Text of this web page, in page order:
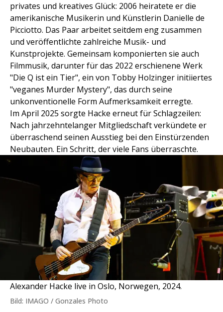
privates und kreatives Glück: 2006 heiratete er die
amerikanische Musikerin und Künstlerin Danielle de
Picciotto. Das Paar arbeitet seitdem eng zusammen
und veröffentlichte zahlreiche Musik- und
Kunstprojekte. Gemeinsam komponierten sie auch
Filmmusik, darunter für das 2022 erschienene Werk
"Die Q ist ein Tier", ein von Tobby Holzinger initiiertes
"veganes Murder Mystery", das durch seine
unkonventionelle Form Aufmerksamkeit erregte.
Im April 2025 sorgte Hacke erneut für Schlagzeilen:
Nach jahrzehntelanger Mitgliedschaft verkündete er
überraschend seinen Ausstieg bei den Einstürzenden
Neubauten. Ein Schritt, der viele Fans überraschte.
Alexander Hacke live in Oslo, Norwegen, 2024.
Bild: IMAGO / Gonzales Photo